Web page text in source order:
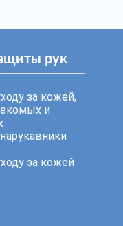
рук
за кожей,
и
за кожей